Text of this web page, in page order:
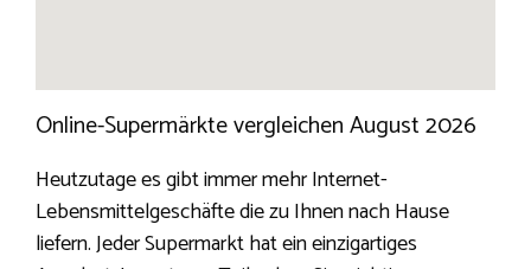
Online-Supermärkte vergleichen August 2026
Heutzutage es gibt immer mehr Internet-
Lebensmittelgeschäfte die zu Ihnen nach Hause
liefern. Jeder Supermarkt hat ein einzigartiges